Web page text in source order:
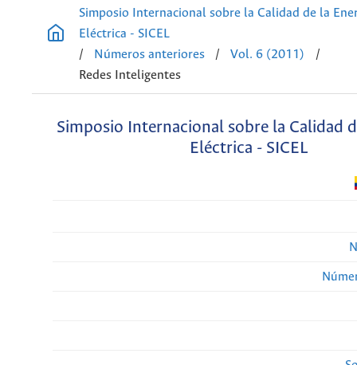
Simposio Internacional sobre la Calidad de la
Eléctrica - SICEL
/
Números anteriores / Vol. 6 (2011)
/
Redes Inteligentes
Simposio Internacional sobre la Calidad
Eléctrica - SICEL